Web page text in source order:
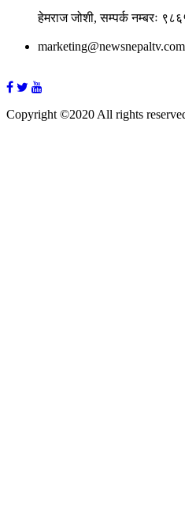
हेमराज जोशी, सम्पर्क नम्बरः
marketing@newsnepaltv.com
Copyright ©2020 All rights